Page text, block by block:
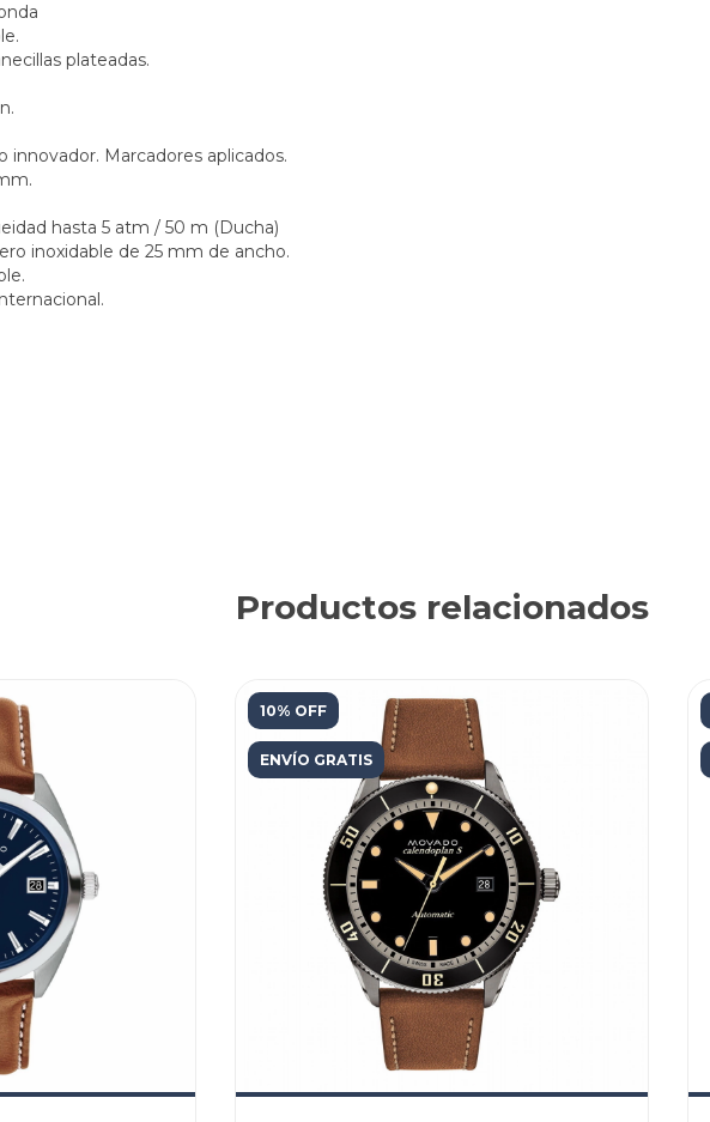
plateadas.
innovador. Marcadores aplicados.
hasta 5 atm / 50 m (Ducha)
inoxidable de 25 mm de ancho.
Productos relacionados
10% OFF
ENVÍO GRATIS